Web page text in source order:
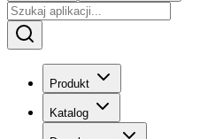
Produkt
Katalog